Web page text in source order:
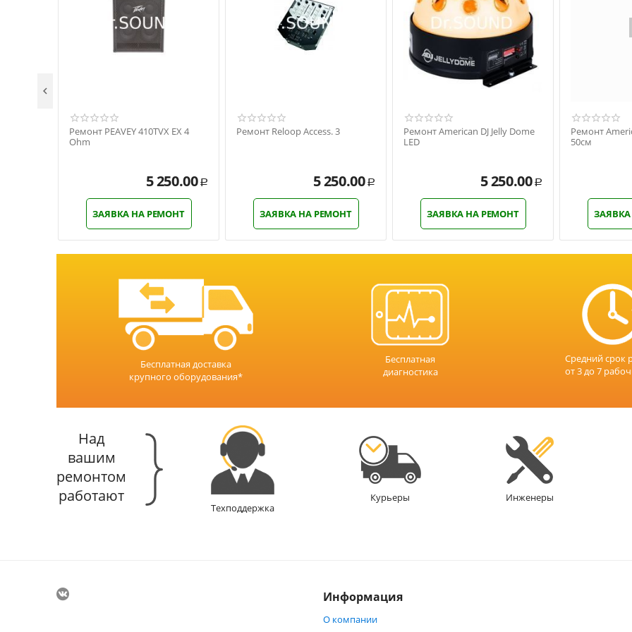
Ремонт PEAVEY 410TVX EX 4
Ohm
5 250.00 Р
ЗАЯВКА НА РЕМОНТ
Ремонт Reloop Access. 3
5 250.00 Р
ЗАЯВКА НА РЕМОНТ
Ремонт American DJ Jelly Dome
LED
5 250.00 Р
ЗАЯВКА НА РЕМОНТ
Ремонт
50см

Бесплатная доставка
крупного оборудования*
Бесплатная
диагностика
Средний срок
от 3 до 7
Над
вашим
ремонтом
работают
Техподдержка
Курьеры Инженеры
Информация
О компании